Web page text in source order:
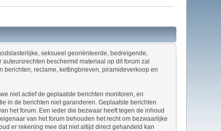
seksueel georiënteerde, bedreigende,
beschermd materiaal op dit forum zal
reclame, kettingbrieven, piramideverkoop en
niet actief de geplaatste berichten monitoren, en
in de berichten niet garanderen. Geplaatste berichten
het forum. Een ieder die bezwaar heeft tegen de inhoud
van het forum behouden het recht om bezwaarlijke
er rekening mee dat niet altijd direct gehandeld kan